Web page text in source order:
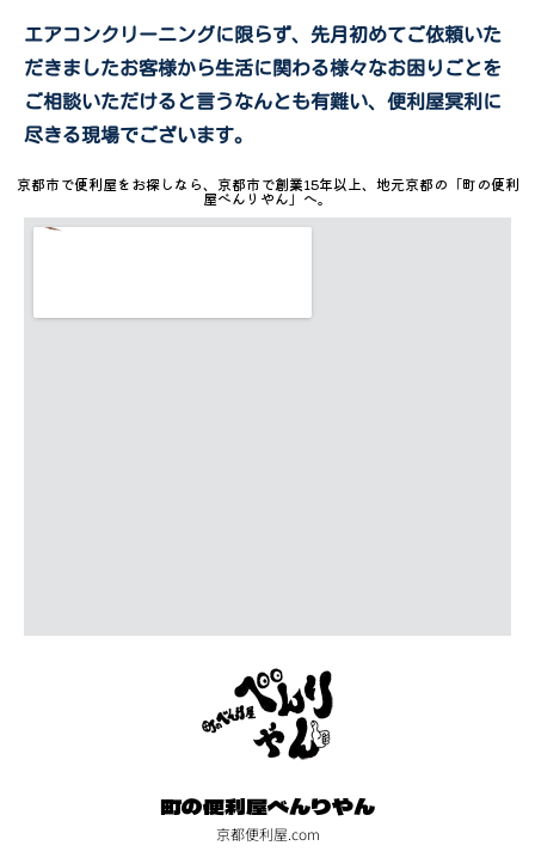
エアコンクリーニングに限らず、先月初めてご依頼いた
だきましたお客様から生活に関わる様々なお困りごとを
ご相談いただけると言うなんとも有難い、便利屋冥利に
尽きる現場でございます。
京都市で便利屋をお探しなら、京都市で創業15年以上、地元京都の「町の便利
屋べんりやん」へ。
町の便利屋べんりやん
京都便利屋.com